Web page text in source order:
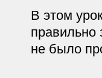
В этом
правильно
не было